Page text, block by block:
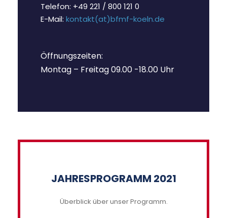
Telefon: +49 221 / 800 121 0
E-Mail: kontakt(at)bfmf-koeln.de
Öffnungszeiten:
Montag – Freitag 09.00 -18.00 Uhr
JAHRESPROGRAMM 2021
Überblick über unser Programm.